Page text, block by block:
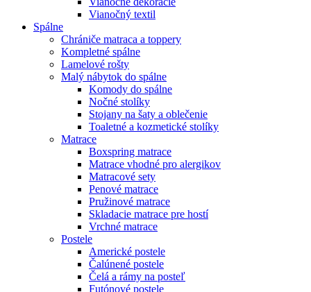
Vianočný textil
Spálne
Chrániče matraca a toppery
Kompletné spálne
Lamelové rošty
Malý nábytok do spálne
Komody do spálne
Nočné stolíky
Stojany na šaty a oblečenie
Toaletné a kozmetické stolíky
Matrace
Boxspring matrace
Matrace vhodné pro alergikov
Matracové sety
Penové matrace
Pružinové matrace
Skladacie matrace pre hostí
Vrchné matrace
Postele
Americké postele
Čalúnené postele
Čelá a rámy na posteľ
Futónové postele